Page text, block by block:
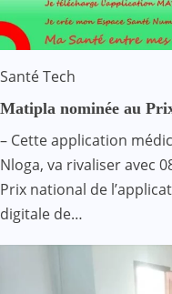
SantéTech
Matipla nominée au
– Cette application
Nloga, va rivaliser avec
Prix national de
digitale de…